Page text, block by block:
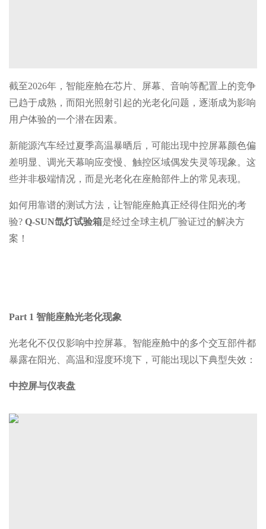
截至2026年，智能座舱在芯片、屏幕、音响等配置上的竞争
已趋于成熟，而阳光照射引起的光老化问题，逐渐成为影响
用户体验的一个潜在因素。
新能源汽车经过夏季高温暴晒后，可能出现中控屏幕颜色偏
差明显、调光天幕响应变慢、触控区域偶发失灵等现象。这
些并非极端情况，而是光老化在座舱部件上的常见表现。
如何用靠谱的测试方法，让智能座舱真正经得住阳光的考
验? Q-SUN氙灯试验箱是经过全球主机厂验证过的解决方
案！
Part 1 智能座舱光老化现象
光老化不仅仅影响中控屏幕。智能座舱中的多个交互部件都
暴露在阳光、高温和湿度环境下，可能出现以下典型失效：
中控屏与仪表盘